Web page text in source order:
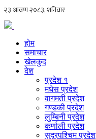
होम
समाचार
खेलकुद
देश
प्रदेश १
मधेस प्रदेश
वागमती प्रदेश
गण्डकी प्रदेश
लुम्बिनी प्रदेश
कर्णाली प्रदेश
सुदूरपश्चिम प्रदेश